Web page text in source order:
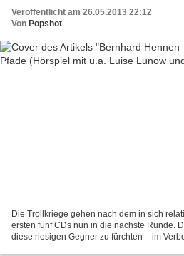
Veröffentlicht am 26.05.2013 22:12
Von Popshot
Die Trollkriege gehen nach dem in sich
ersten fünf CDs nun in die nächste Runde.
diese riesigen Gegner zu fürchten – im